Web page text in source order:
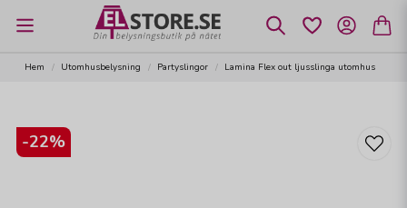
Hem Utomhusbelysning Partyslingor Lamina Flex out ljusslinga utomhus
-22%